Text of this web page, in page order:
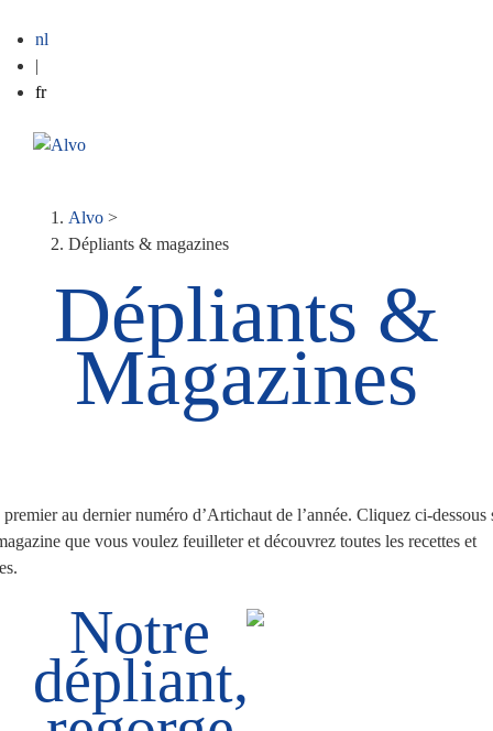
nl
|
fr
Fil
d'Ariane
Alvo >
Dépliants & magazines
Dépliants &
Magazines
au dernier numéro d’Artichaut de l’année. Cliquez ci-dessous
que vous voulez feuilleter et découvrez toutes les recettes et
Notre
dépliant,